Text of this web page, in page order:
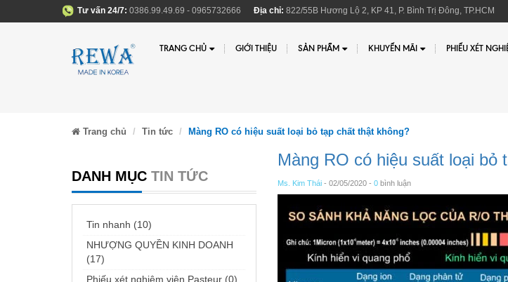
Tư vấn 24/7: 0386.99.49.69 - 0965732666 Địa chỉ: 822/55B Hương Lộ 2, KP 41, P. Bình Trị Đông, TP.HCM
TRANG CHỦ GIỚI THIỆU SẢN PHẨM KHUYẾN MÃI PHIẾU XÉT
Trang chủ Tin tức Màng RO có hiệu suất loại bỏ tạp chất thật không?
DANH MỤC TIN TỨC
Tin nhanh (10)
NHƯỢNG QUYỀN KINH DOANH
(17)
Phiếu xét nghiệm viện Pasteur (0)
Màng RO có hiệu suất loại bỏ
Ms. Kim Thái- 02/05/2020 - 0bình luận